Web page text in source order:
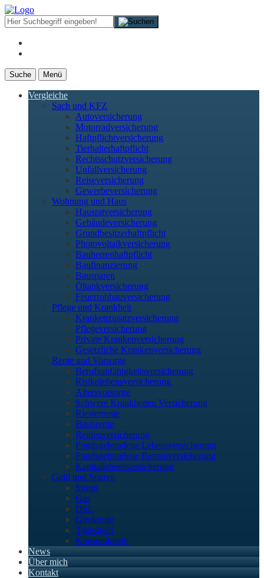
Suche Menü
Vergleiche
Sach und KFZ
Autoversicherung
Motorradversicherung
Haftpflichtversicherung
Tierhalterhaftpflicht
Rechtsschutzversicherung
Unfallversicherung
Reiseversicherung
Gewerbeversicherung
Wohnung und Haus
Hausratversicherung
Gebäudeversicherung
Grundbesitzerhaftpflicht
Photovoltaikversicherung
Bauherrenhaftpflicht
Baufinanzierung
Bausparen
Öltankversicherung
Feuerrohbauversicherung
Pflege und Krankheit
Krankenzusatzversicherung
Pflegeversicherung
Private Krankenversicherung
Gesetzliche Krankenversicherung
Rente und Vorsorge
Berufs­unfähigkeitsversicherung
Risikolebensversicherung
Altersvorsorge
Schwere Krankheiten Versicherung
Riesterrente
Basisrente
Rentenversicherung
Fondsgebundene Lebensversicherung
Fondsgebundene Rentenversicherung
Kapitallebensversicherung
Geld und Sparen
Strom
Gas
DSL
Girokonto
Tagesgeld
Konsumkredit
News
Über mich
Kontakt